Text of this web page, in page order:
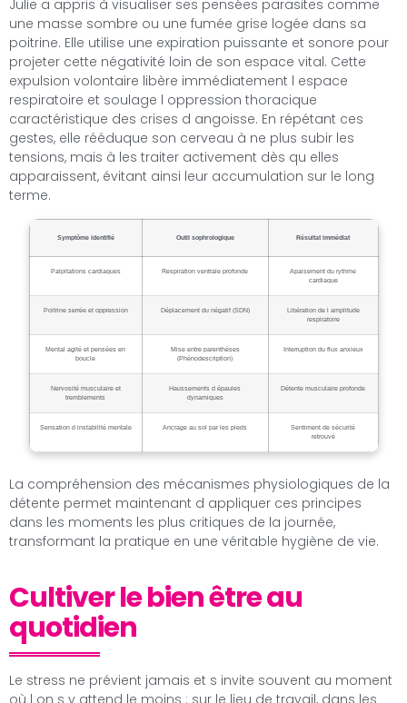
Julie a appris à visualiser ses pensées parasites comme
une masse sombre ou une fumée grise logée dans sa
poitrine. Elle utilise une expiration puissante et sonore pour
projeter cette négativité loin de son espace vital. Cette
expulsion volontaire libère immédiatement l espace
respiratoire et soulage l oppression thoracique
caractéristique des crises d angoisse. En répétant ces
gestes, elle rééduque son cerveau à ne plus subir les
tensions, mais à les traiter activement dès qu elles
apparaissent, évitant ainsi leur accumulation sur le long
terme.
Symptôme identifié Outil sophrologique Résultat immédiat
Palpitations cardiaques Respiration ventrale profonde
Apaisement du rythme
cardiaque
Poitrine serrée et oppression Déplacement du négatif (SDN)
Libération de l amplitude
respiratoire
Mental agité et pensées en
boucle
Mise entre parenthèses
(Phénodescription)
Interruption du flux anxieux
Nervosité musculaire et
tremblements
Haussements d épaules
dynamiques
Détente musculaire profonde
Sensation d instabilité mentale Ancrage au sol par les pieds
Sentiment de sécurité
retrouvé
La compréhension des mécanismes physiologiques de la
détente permet maintenant d appliquer ces principes
dans les moments les plus critiques de la journée,
transformant la pratique en une véritable hygiène de vie.
Cultiver le bien être au
quotidien
Le stress ne prévient jamais et s invite souvent au moment
où l on s y attend le moins : sur le lieu de travail, dans les